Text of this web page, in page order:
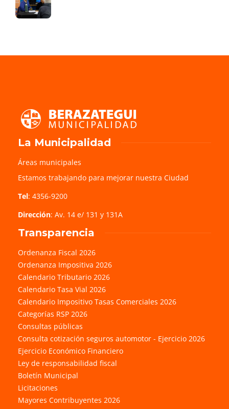
La Municipalidad
Áreas municipales
Estamos trabajando para mejorar nuestra Ciudad
Tel: 4356-9200
Dirección: Av. 14 e/ 131 y 131A
Transparencia
Ordenanza Fiscal 2026
Ordenanza Impositiva 2026
Calendario Tributario 2026
Calendario Tasa Vial 2026
Calendario Impositivo Tasas Comerciales 2026
Categorías RSP 2026
Consultas públicas
Consulta cotización seguros automotor - Ejercicio 2026
Ejercicio Económico Financiero
Ley de responsabilidad fiscal
Boletín Municipal
Licitaciones
Mayores Contribuyentes 2026